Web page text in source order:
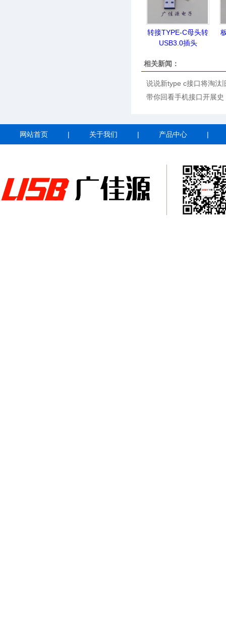
转接TYPE-C母头转
USB3.0插头
相关新闻：
说说新type c接口将淘汰
带你回看手机接口开展史
网站首页 | 关于我们 | 产品中心 |